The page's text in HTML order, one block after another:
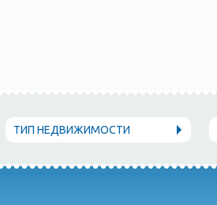
ТИП НЕДВИЖИМОСТИ